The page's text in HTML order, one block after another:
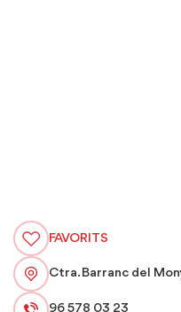
FAVORITS
Ctra. Barranc del
96 578 03 23